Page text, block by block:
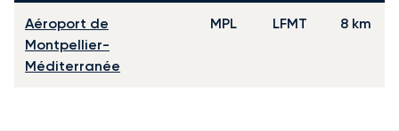
Aéroport de
Montpellier-
Méditerranée
MPL LFMT 8 km